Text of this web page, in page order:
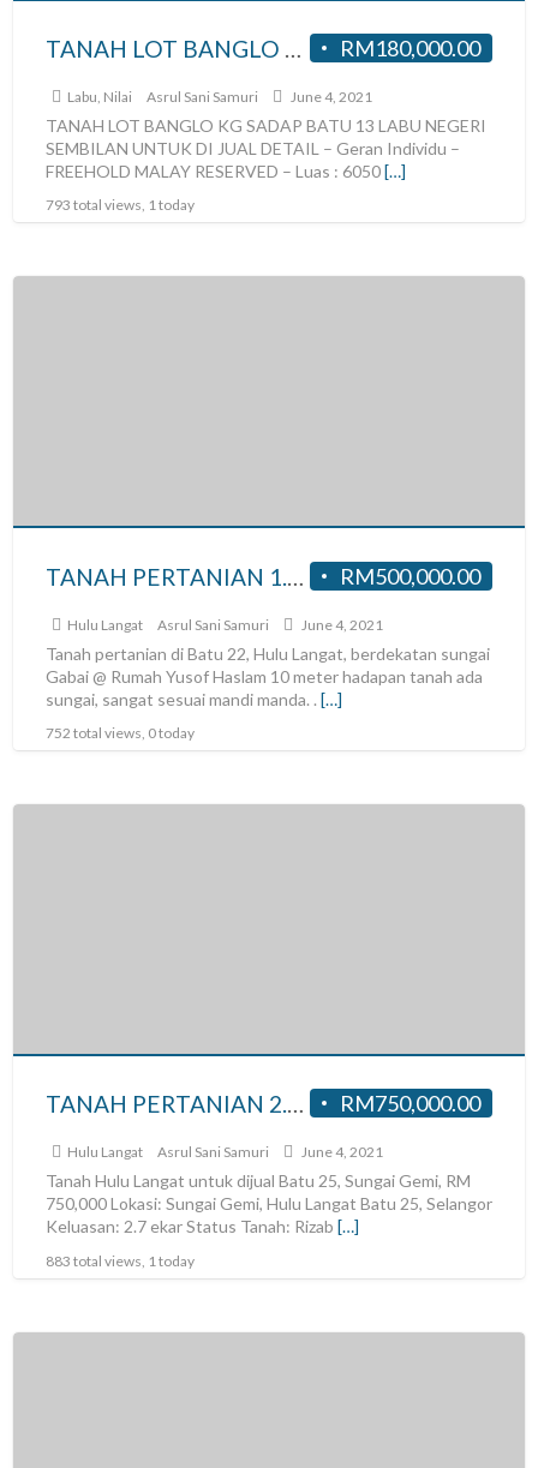
RM180,000.00
TANAH LOT BANGLO KG SADAP BATU 13 LABU NEGERI SEMBILAN UNTUK DI JUAL
Labu, Nilai Asrul Sani Samuri June 4, 2021
TANAH LOT BANGLO KG SADAP BATU 13 LABU NEGERI
SEMBILAN UNTUK DI JUAL DETAIL – Geran Individu –
FREEHOLD MALAY RESERVED – Luas : 6050[…]
793 total views, 1 today
RM500,000.00
Hulu Langat Asrul Sani Samuri June 4, 2021
Tanah pertanian di Batu 22, Hulu Langat, berdekatan sungai
Gabai @ Rumah Yusof Haslam 10 meter hadapan tanah ada
sungai, sangat sesuai mandi manda. . […]
752 total views, 0 today
RM750,000.00
TANAH PERTANIAN 2.7 EKAR ATAS BUKIT UNTUK DI JUAL DI BATU 25, SG GEMI HULU LANGAT
Hulu Langat Asrul Sani Samuri June 4, 2021
Tanah Hulu Langat untuk dijual Batu 25, Sungai Gemi, RM
750,000 Lokasi: Sungai Gemi, Hulu Langat Batu 25, Selangor
Keluasan: 2.7 ekar Status Tanah: Rizab […]
883 total views, 1 today